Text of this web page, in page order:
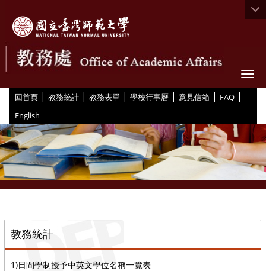
回首頁 | 教務統計 | 教務表單 | 學校行事曆 | 意見信箱 | FAQ |
English
教務統計
1)日間學制授予中英文學位名稱一覽表